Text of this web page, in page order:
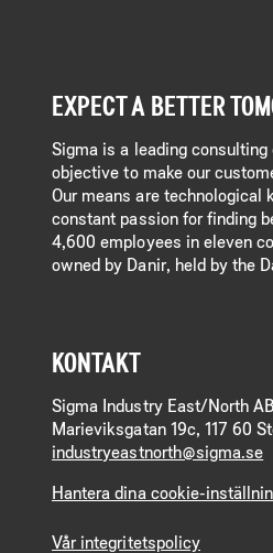
EXPECT A BETTER
Sigma is a leading
objective to make our
Our means are technological
constant passion for finding
4,600 employees in eleven
owned by Danir, held by the
KONTAKT
Sigma Industry East/North AB
Marieviksgatan 19c, 117 60
industryeastnorth@sigma.se
Hantera dina cookie-
Vår integritetspolicy